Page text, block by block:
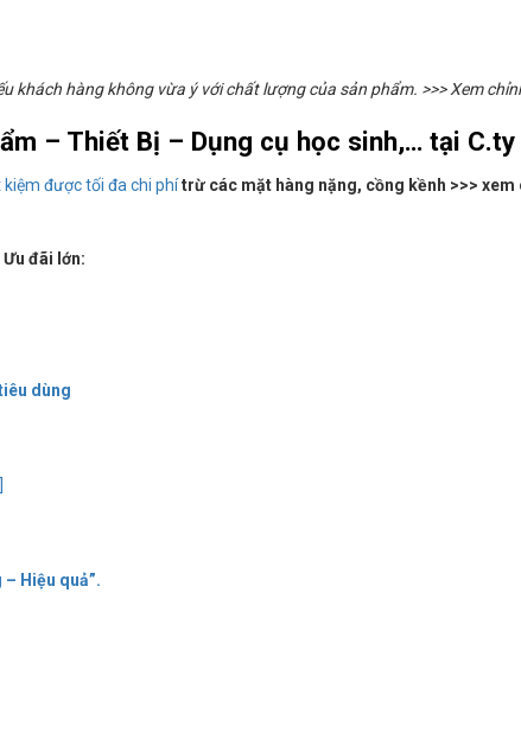
hàng không vừa ý với chất lượng của sản phẩm. >>> Xem
– Thiết Bị – Dụng cụ học sinh,… tại
kiệm được tối đa chi phítrừ các mặt hàng nặng, cồng kềnh >>>
đãi lớn:
dùng
Hiệu quả”.